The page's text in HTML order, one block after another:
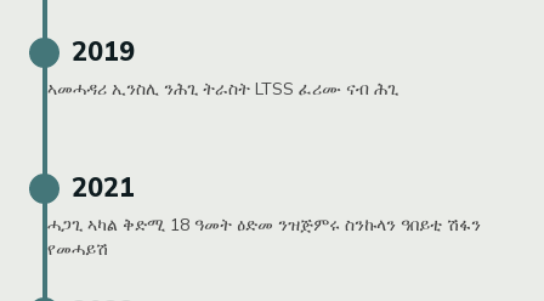
2019
ኣመሓዳሪ ኢንስሊ ንሕጊ ትራስት LTSS ፈሪሙ ናብ ሕጊ
2021
ሓጋጊ ኣካል ቅድሚ 18 ዓመት ዕድመ ንዝጅምሩ ስንኩላን ዓበይቲ ሽፋን
የመሓይሽ